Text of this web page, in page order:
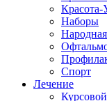
Красота-
Наборы
Спорт
Лечение